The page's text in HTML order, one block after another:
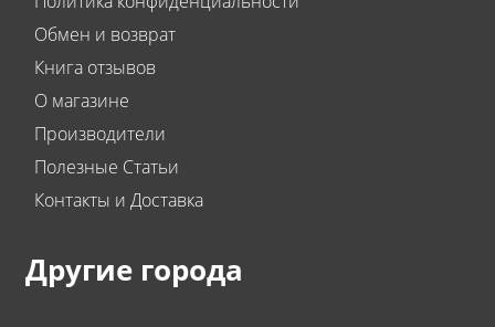
Обмен и возврат
Книга отзывов
О магазине
Производители
Полезные Статьи
Контакты и Доставка
Другие города